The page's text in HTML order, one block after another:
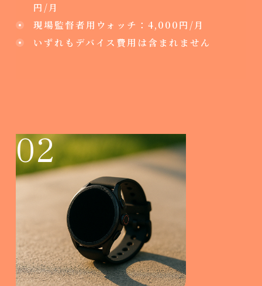
円/月
現場監督者用ウォッチ：4,000円/月
いずれもデバイス費用は含まれません
02